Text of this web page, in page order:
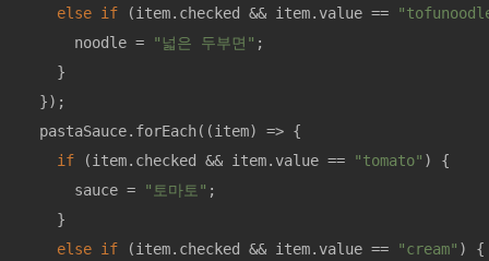
else if (item.checked && item.value ==
      noodle =
"넓은 두부면" ;
    }
  });
  pastaSauce.forEach(
(item) => {
if (item.checked && item.value == "tomato" ) {
      sauce =
"토마토" ;
    }
else if (item.checked && item.value == "cream" ) {